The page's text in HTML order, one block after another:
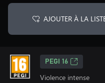
AJOUTER À LA
PEGI 16
Violence intense